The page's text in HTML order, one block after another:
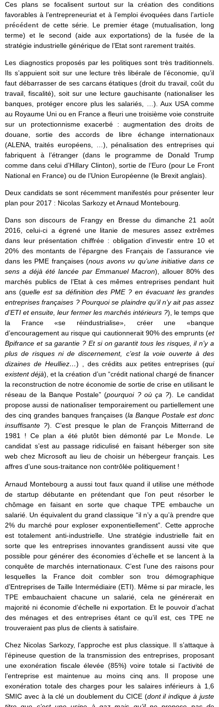
Ces plans se focalisent surtout sur la création des conditions
favorables à l’entrepreneuriat et à l’emploi évoquées dans l’article
précédent de cette série. Le premier étage (mutualisation, long
terme) et le second (aide aux exportations) de la fusée de la
stratégie industrielle générique de l’Etat sont rarement traités.
Les diagnostics proposés par les politiques sont très traditionnels.
Ils s’appuient soit sur une lecture très libérale de l’économie, qu’il
faut débarrasser de ses carcans étatiques (droit du travail, coût du
travail, fiscalité), soit sur une lecture gauchisante (nationaliser les
banques, protéger encore plus les salariés, …). Aux USA comme
au Royaume Uni ou en France a fleuri une troisième voie construite
sur un protectionnisme exacerbé : augmentation des droits de
douane, sortie des accords de libre échange internationaux
(ALENA, traités européens, …), pénalisation des entreprises qui
fabriquent à l’étranger (dans le programme de Donald Trump
comme dans celui d’Hillary Clinton), sortie de l’Euro (pour Le Front
National en France) ou de l’Union Européenne (le Brexit anglais).
Deux candidats se sont récemment manifestés pour présenter leur
plan pour 2017 : Nicolas Sarkozy et Arnaud Montebourg.
Dans son discours de Frangy en Bresse du dimanche 21 août
2016, celui-ci a égrené une litanie de mesures assez extrêmes
dans leur présentation chiffrée : obligation d’investir entre 10 et
20% des montants de l’épargne des Français de l’assurance vie
dans les PME françaises (nous avons vu qu’une initiative dans ce
sens a déjà été lancée par Emmanuel Macron), allouer 80% des
marchés publics de l’Etat à ces mêmes entreprises pendant huit
ans (quelle est sa définition des PME ? en évacuant les grandes
entreprises françaises ? Pourquoi se plaindre qu’il n’y ait pas assez
d’ETI et ensuite, leur fermer les marchés intérieurs ?), le temps que
la France «se réindustrialise», créer une «banque
d’encouragement au risque qui cautionnerait 90% des emprunts (et
Bpifrance et sa garantie ? Et si on garantit tous les risques, il n’y a
plus de risques ni de discernement, c’est la voie ouverte à des
dizaines de Heulliez…) , des crédits aux petites entreprises (qui
existent déjà), et la création d’un “crédit national chargé de financer
la reconstruction de notre économie de sortie de crise en utilisant le
réseau de la Banque Postale” (pourquoi ? où ça ?). Le candidat
propose aussi de nationaliser temporairement ou partiellement une
des cinq grandes banques françaises (la Banque Postale est donc
insuffisante ?). C’est presque le plan de François Mitterrand de
1981 ! Ce plan a été plutôt bien démonté par Le Monde. Le
candidat s’est au passage ridiculisé en faisant héberger son site
web chez Microsoft au lieu de choisir un hébergeur français. Les
affres d’une sous-traitance non contrôlée politiquement !
Arnaud Montebourg a aussi tout faux quand il utilise une méthode
de startup débutante en prétendant que l’on peut résorber le
chômage en faisant en sorte que chaque TPE embauche un
salarié. Un équivalent du grand classique “il n’y a qu’à prendre que
2% du marché pour exploser exponentiellement”. Cette approche
est totalement anti-industrielle. Une stratégie industrielle fait en
sorte que les entreprises innovantes grandissent aussi vite que
possible pour générer des économies d’échelle et se lancent à la
conquête de marchés internationaux. C’est l’une des raisons pour
lesquelles la France doit combler son trou démographique
d’Entreprises de Taille Intermédiaire (ETI). Même si par miracle, les
TPE embauchaient chacune un salarié, cela ne générerait en
majorité ni économie d’échelle ni exportation. Et le pouvoir d’achat
des ménages et des entreprises étant ce qu’il est, ces TPE ne
trouveraient pas plus de clients à satisfaire.
Chez Nicolas Sarkozy, l’approche est plus classique. Il s’attaque à
l’épineuse question de la transmission des entreprises, proposant
une exonération fiscale élevée (85%) voire totale si l’activité de
l’entreprise est maintenue au moins cinq ans. Il propose une
exonération totale des charges pour les salaires inférieurs à 1,6
SMIC avec à la clé un doublement du CICE (dont il indique à juste